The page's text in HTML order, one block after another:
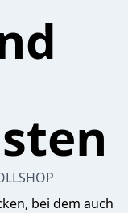
bei dem auch